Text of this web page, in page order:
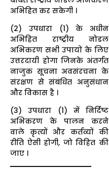
अभिहित कर सकेगी ।
(2) उपधारा (1) के अधीन
अभिहित राष्ट्रीय नोडल
अभिकरण सभी उपायों के लिए
उत्तरदायी होगा जिनके अंतर्गत
नाजुक सूचना अवसंरचना के
संरक्षण से संबंधित अनुसंधान
और विकास है ।
(3) उपधारा (1) में निर्दिष्ट
अभिकरण के पालन करने
वाले कृत्यों और कर्तव्यों की
रीति ऐसी होगी, जो विहित की
जाए ।